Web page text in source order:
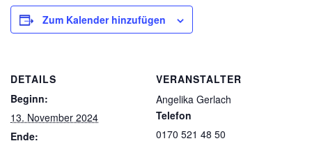
Zum Kalender hinzufügen
DETAILS
Beginn:
13. November 2024
Ende:
VERANSTALTER
Angelika Gerlach
Telefon
0170 521 48 50